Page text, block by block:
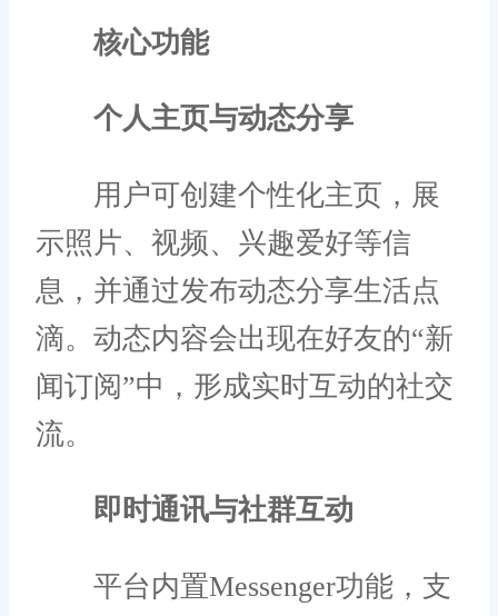
核心功能
个人主页与动态分享
用户可创建个性化主页，展
示照片、视频、兴趣爱好等信
息，并通过发布动态分享生活点
滴。动态内容会出现在好友的“新
闻订阅”中，形成实时互动的社交
流。
即时通讯与社群互动
平台内置Messenger功能，支